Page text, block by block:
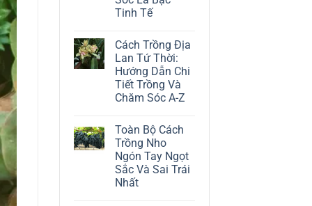
Tinh Tế
bình
luận
ở
Cách
Trồng
Cây
Đô
Kỹ
Thuật
Chăm
Sóc
Lá
Bạc
Tinh
Cách Trồng Địa
Lan Tứ Thời:
Hướng Dẫn Chi
Tiết Trồng Và
Chăm Sóc A-Z
bình
luận
Cách
Trồng
Địa
Lan
Toàn Bộ Cách
Trồng Nho
Ngón Tay Ngọt
Sắc Và Sai Trái
Nhất